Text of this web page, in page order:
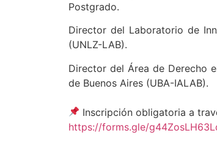
Postgrado.
Director del Laboratorio de
(UNLZ-LAB).
Director del Área de Derecho
de Buenos Aires (UBA-IALAB).
Inscripción obligatoria a
https://forms.gle/